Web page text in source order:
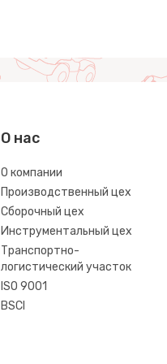
О нас
О компании
Производственный цех
Сборочный цех
Инструментальный цех
Транспортно-
логистический участок
ISO 9001
BSCI